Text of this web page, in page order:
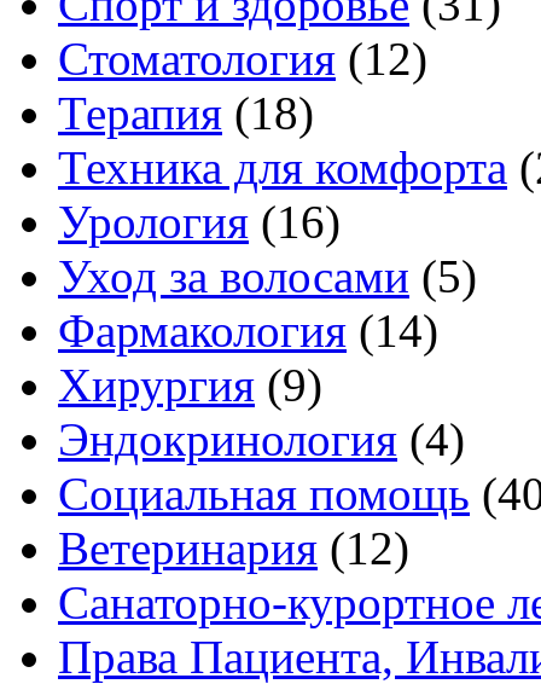
Стоматология (12)
Терапия (18)
Техника для комфорта
Урология (16)
Уход за волосами (5)
Фармакология (14)
Хирургия (9)
Эндокринология (4)
Социальная помощь
Ветеринария (12)
Санаторно-курортное
Права Пациента,